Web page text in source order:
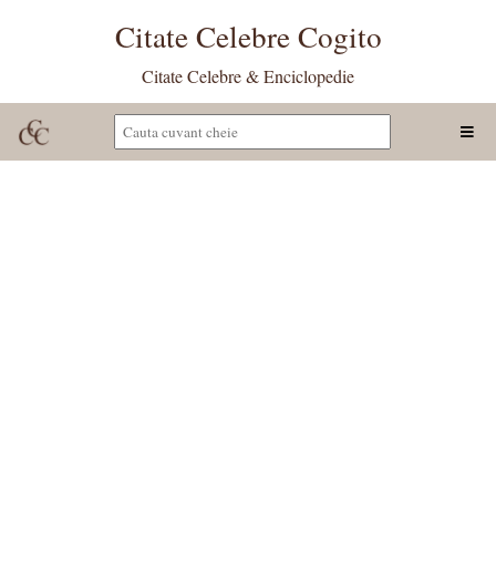
Citate Celebre Cogito
Citate Celebre & Enciclopedie